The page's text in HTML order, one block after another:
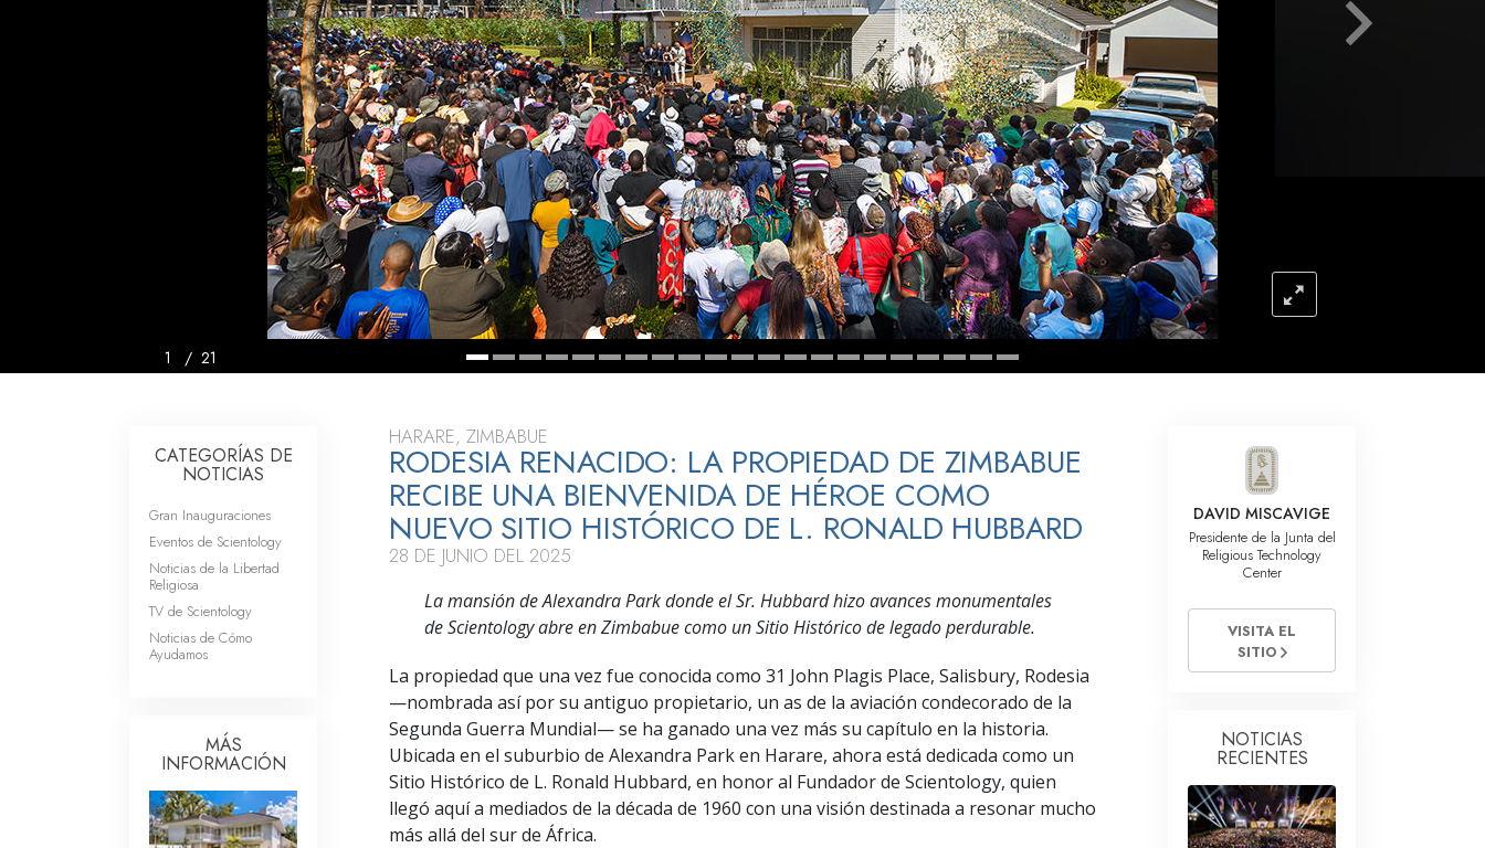
Amor y Odio: ¿Qué es Grandeza?
Respuestas a las Drogas
Los Niños
Herramientas para el Entorno Laboral
La Ética y las
Condiciones
La Causa de la Supresión
Investigaciones
Los Fundamentos de la Organización
La Tecnología de Estudio
1 / 21
HARARE, ZIMBABUE
RODESIA RENACIDO: LA PROPIEDAD DE ZIMBABUE
RECIBE UNA BIENVENIDA DE HÉROE COMO
NUEVO SITIO HISTÓRICO DE L. RONALD HUBBARD
28 DE JUNIO DEL 2025
La mansión de Alexandra Park donde el Sr. Hubbard hizo avances monumentales
de Scientology abre en Zimbabue como un Sitio Histórico de legado perdurable.
La propiedad que una vez fue conocida como 31 John Plagis Place, Salisbury, Rodesia
—nombrada así por su antiguo propietario, un as de la aviación condecorado de la
Segunda Guerra Mundial— se ha ganado una vez más su capítulo en la historia.
Ubicada en el suburbio de Alexandra Park en Harare, ahora está dedicada como un
Sitio Histórico de L. Ronald Hubbard, en honor al Fundador de Scientology, quien
llegó aquí a mediados de la década de 1960 con una visión destinada a resonar mucho
más allá del sur de África.
CATEGORÍAS DE
NOTICIAS
Gran Inauguraciones
Eventos de Scientology
Noticias de la Libertad
Religiosa
TV de Scientology
Noticias de Cómo
Ayudamos
MÁS
INFORMACIÓN
DAVID MISCAVIGE
Presidente de la Junta del
Religious Technology
Center
VISITA EL
SITIO
NOTICIAS
RECIENTES